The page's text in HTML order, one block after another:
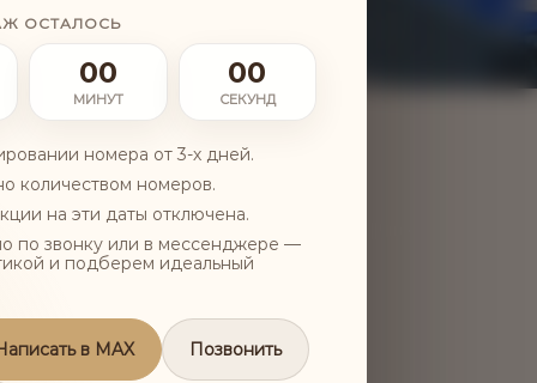
ОСТАЛОСЬ
00
МИНУТ
00
СЕКУНД
номера от 3-х дней.
количеством номеров.
на эти даты отключена.
по звонку или в мессенджере —
и подберем идеальный
в MAX Позвонить